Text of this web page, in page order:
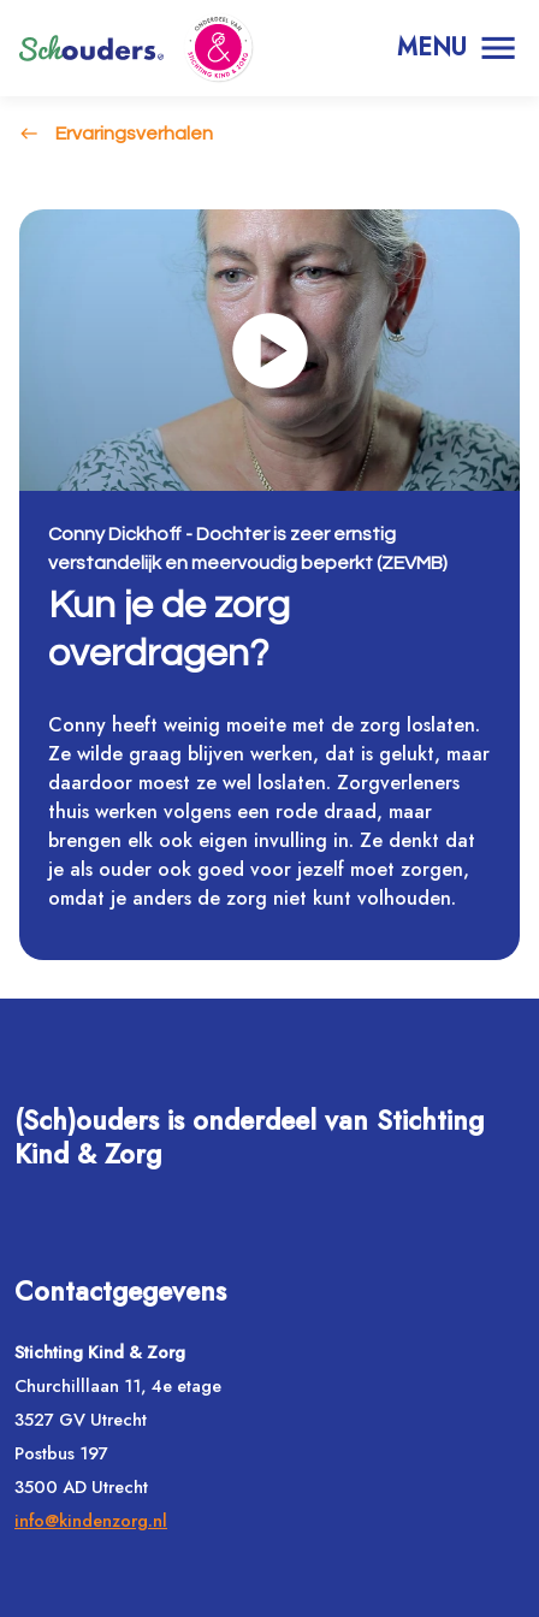
MENU
Ervaringsverhalen
Conny Dickhoff - Dochter is zeer ernstig
verstandelijk en meervoudig beperkt (ZEVMB)
Kun je de zorg
overdragen?
Conny heeft weinig moeite met de zorg loslaten.
Ze wilde graag blijven werken, dat is gelukt, maar
daardoor moest ze wel loslaten. Zorgverleners
thuis werken volgens een rode draad, maar
brengen elk ook eigen invulling in. Ze denkt dat
je als ouder ook goed voor jezelf moet zorgen,
omdat je anders de zorg niet kunt volhouden.
(Sch)ouders is onderdeel van Stichting
Kind & Zorg
Contactgegevens
Stichting Kind & Zorg
Churchilllaan 11, 4e etage
3527 GV Utrecht
Postbus 197
3500 AD Utrecht
info@kindenzorg.nl